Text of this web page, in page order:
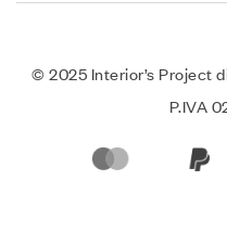
© 2025 Interior’s Project
P.IVA